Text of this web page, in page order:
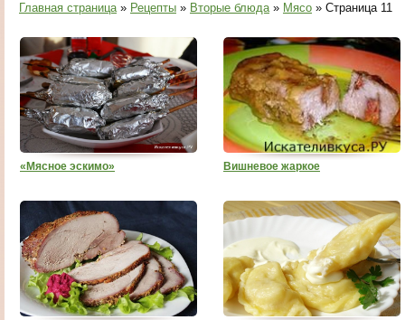
Главная страница» Рецепты » Вторые блюда» Мясо » Страница 11
«Мясное эскимо» Вишневое жаркое